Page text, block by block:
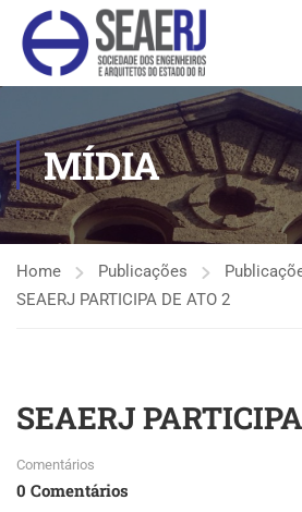
MÍDIA
Home Publicações
SEAERJ PARTICIPA DE ATO 2
SEAERJ
Comentários
0 Comentários